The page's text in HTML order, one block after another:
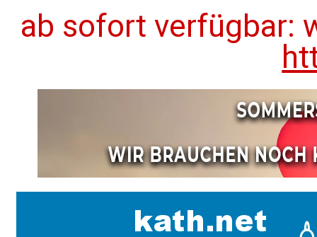
ab sofort verfügbar: